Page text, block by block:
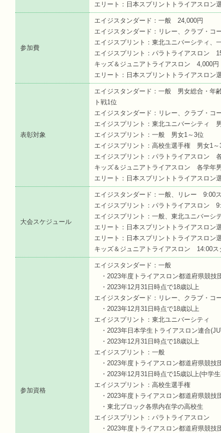
エリート：日本スプリントトライアスロ
参加費
エイジスタンダード：一般 24,000円
エイジスタンダード：リレー、クラブ・
エイジスプリント：東北ユニバーシティ
エイジスプリント：パラトライアスロン
キッズ＆ジュニアトライアスロン 4,000円
エリート：日本スプリントトライアスロ
表彰対象
エイジスタンダード：一般 男女総合・年
ト戦1位
エイジスタンダード：リレー、クラブ・
エイジスプリント：東北ユニバーシティ
エイジスプリント：一般 男女1～3位
エイジスプリント：高校生選手権 男女1～
エイジスプリント：パラトライアスロン
キッズ＆ジュニアトライアスロン 各学年
エリート：日本スプリントトライアスロ
大会スケジュール
エイジスタンダード：一般、リレー 9:00
エイジスプリント：パラトライアスロン
エイジスプリント：一般、東北ユニバー
エリート：日本スプリントトライアスロ
エリート：日本スプリントトライアスロ
キッズ＆ジュニアトライアスロン 14:00ス
参加資格
エイジスタンダード：一般
・2023年度トライアスロン都道府県競技
・2023年12月31日時点で18歳以上
エイジスタンダード：リレー、クラブ・コ
・2023年12月31日時点で18歳以上
エイジスプリント：東北ユニバーシティ
・2023年日本学生トライアスロン連合
・2023年12月31日時点で18歳以上
エイジスプリント：一般
・2023年度トライアスロン都道府県競技
・2023年12月31日時点で15歳以上(中学
エイジスプリント：高校生選手権
・2023年度トライアスロン都道府県競技
・東北ブロック各県内在学の高校生
エイジスプリント：パラトライアスロン
・2023年度トライアスロン都道府県競技